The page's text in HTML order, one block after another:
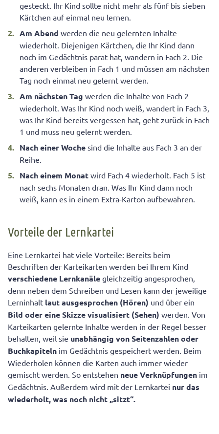
gesteckt. Ihr Kind sollte nicht mehr als fünf bis sieben
Kärtchen auf einmal neu lernen.
Am Abend werden die neu gelernten Inhalte
wiederholt. Diejenigen Kärtchen, die Ihr Kind dann
noch im Gedächtnis parat hat, wandern in Fach 2. Die
anderen verbleiben in Fach 1 und müssen am nächsten
Tag noch einmal neu gelernt werden.
Am nächsten Tag werden die Inhalte von Fach 2
wiederholt. Was Ihr Kind noch weiß, wandert in Fach 3,
was Ihr Kind bereits vergessen hat, geht zurück in Fach
1 und muss neu gelernt werden.
Nach einer Woche sind die Inhalte aus Fach 3 an der
Reihe.
Nach einem Monat wird Fach 4 wiederholt. Fach 5 ist
nach sechs Monaten dran. Was Ihr Kind dann noch
weiß, kann es in einem Extra-Karton aufbewahren.
Vorteile der Lernkartei
Eine Lernkartei hat viele Vorteile: Bereits beim
Beschriften der Karteikarten werden bei Ihrem Kind
verschiedene Lernkanäle gleichzeitig angesprochen,
denn neben dem Schreiben und Lesen kann der jeweilige
Lerninhalt laut ausgesprochen (Hören) und über ein
Bild oder eine Skizze visualisiert (Sehen) werden. Von
Karteikarten gelernte Inhalte werden in der Regel besser
behalten, weil sie unabhängig von Seitenzahlen oder
Buchkapiteln im Gedächtnis gespeichert werden. Beim
Wiederholen können die Karten auch immer wieder
gemischt werden. So entstehen neue Verknüpfungen im
Gedächtnis. Außerdem wird mit der Lernkartei nur das
wiederholt, was noch nicht „sitzt“.